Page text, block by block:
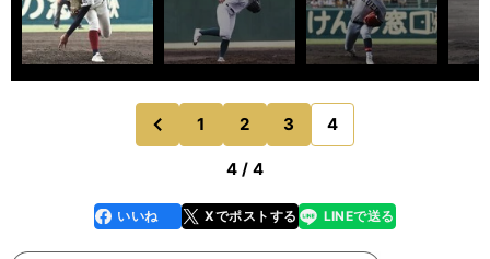
前
のページへ
1 2 3 4
4 / 4
faceboo
k
いいね Xでポストする
line LINEで送る